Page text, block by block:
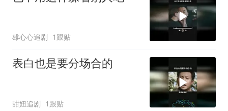
雄心心追剧 1跟贴
表白也是要分场合的
甜妞追剧 1跟贴